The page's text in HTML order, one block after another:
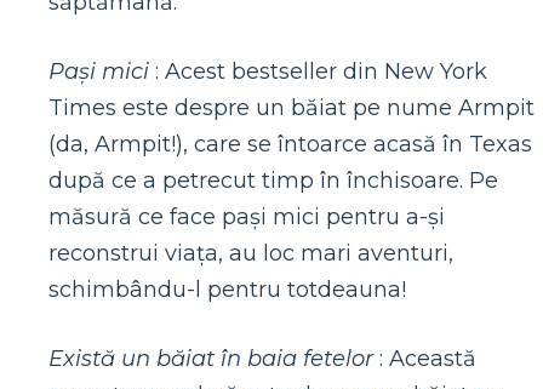
Pași mici : Acest bestseller din New York
Times este despre un băiat pe nume Armpit
(da, Armpit!), care se întoarce acasă în Texas
după ce a petrecut timp în închisoare. Pe
măsură ce face pași mici pentru a-și
reconstrui viața, au loc mari aventuri,
schimbându-l pentru totdeauna!
Există un băiat în baia fetelor: Această